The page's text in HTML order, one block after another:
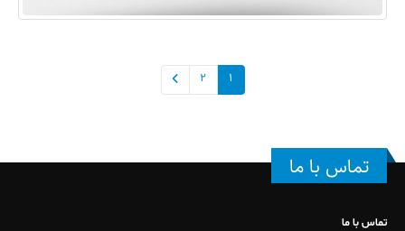
1
2
تماس با ما
تماس با ما